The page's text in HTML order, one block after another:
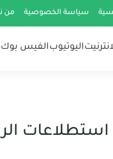
سياسة الخصوصية من
اليوتيوبالفيس بوك